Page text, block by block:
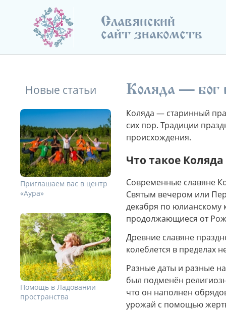
Славянский
сайт знакомств
Новые статьи
Приглашаем вас в центр
«Аура»
Помощь в Ладовании
пространства
Коляда — бог
Коляда — старинный
сих пор. Традиции
происхождения.
Что такое Коляда
Современные славяне
Святым вечером или
декабря по юлианскому
продолжающиеся от
Древние славяне
колеблется в пределах
Разные даты и разные
был подменён
что он наполнен
урожай с помощью